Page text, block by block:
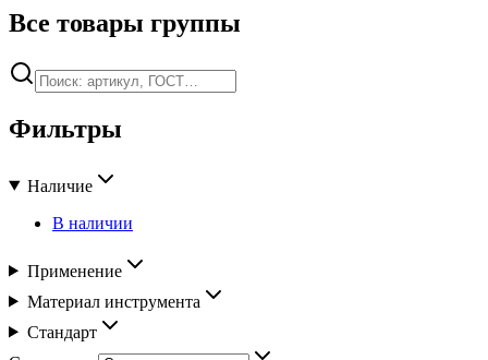
Все товары группы
Фильтры
Наличие
В наличии
Применение
Материал инструмента
Стандарт